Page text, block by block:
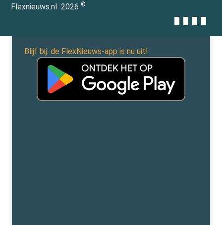
Flexnieuws.nl 2026 ©
Blijf bij: de FlexNieuws-app is nu uit!